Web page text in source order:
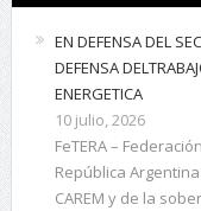
EN DEFENSA DEL
DEFENSA
ENERGETICA
10 julio, 2026
FeTERA –
República
CAREM y de la